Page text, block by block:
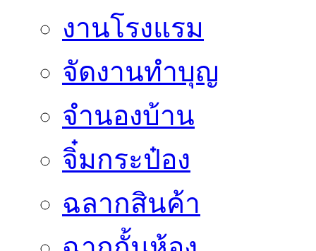
งานโรงแรม
จัดงานทำบุญ
จำนองบ้าน
จิ๋มกระป๋อง
ฉลากสินค้า